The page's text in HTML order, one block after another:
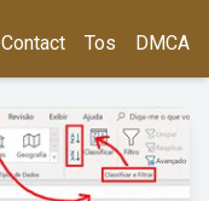
Contact Tos DMCA